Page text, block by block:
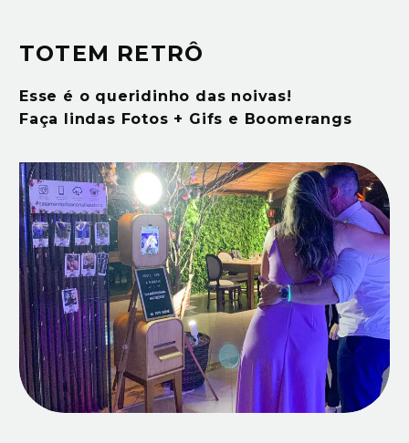
TOTEM RETRÔ
Esse é o queridinho das noivas!
Faça lindas Fotos + Gifs e Boomerangs